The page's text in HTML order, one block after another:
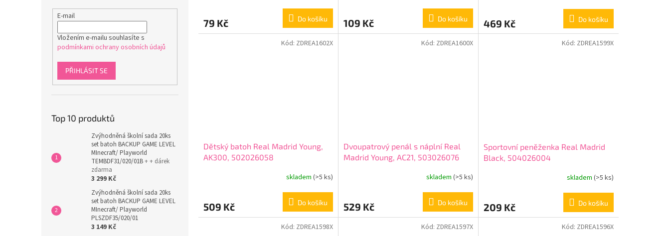
E-mail
Vložením e-mailu souhlasíte s
podmínkami ochrany osobních údajů
PŘIHLÁSIT SE
Top 10 produktů
Zvýhodněná školní sada 20ks
set batoh BACKUP GAME LEVEL
MInecraft/ Playworld
TEMBDF31/020/01B+ + dárek
zdarma
3 299 Kč
Zvýhodněná školní sada 20ks
set batoh BACKUP GAME LEVEL
MInecraft/ Playworld
PLSZDF35/020/01
3 149 Kč
79 Kč Do košíku 109 Kč Do košíku 469 Kč Do košíku
Dětský batoh Real Madrid Young,
AK300, 502026058
skladem (>5 ks)
509 Kč Do košíku
Kód: ZDREA1602X
Dvoupatrový penál s náplní Real
Madrid Young, AC21, 503026076
skladem (>5 ks)
529 Kč Do košíku
Kód: ZDREA1600X
Sportovní peněženka Real Madrid
Black, 504026004
skladem (>5 ks)
209 Kč Do košíku
Kód: ZDREA1599X
Kód: ZDREA1598X Kód: ZDREA1597X Kód: ZDREA1596X